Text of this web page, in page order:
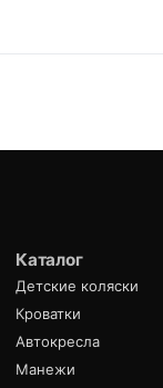
Каталог
Детские коляски
Кроватки
Автокресла
Манежи